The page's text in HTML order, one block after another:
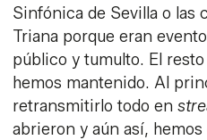
Sinfónica de Sevilla o las
Triana porque eran
público y tumulto. El
hemos mantenido. Al
retransmitirlo todo en
abrieron y aún así,